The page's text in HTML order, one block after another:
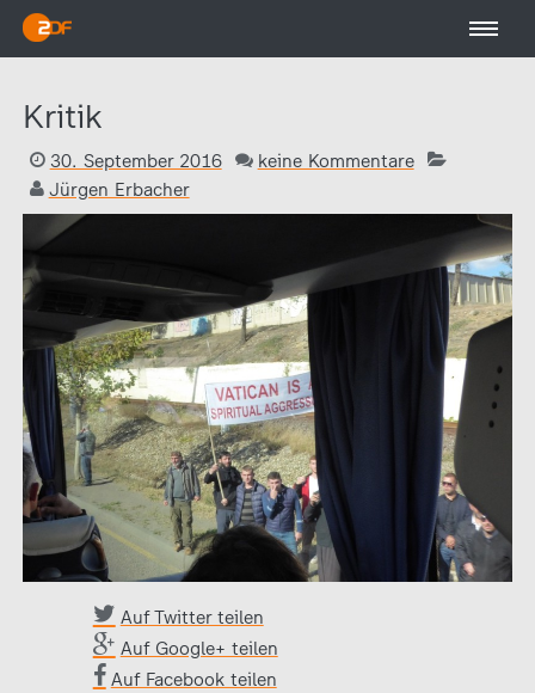
Kritik
30. September 2016
keine Kommentare
Jürgen Erbacher
Auf Twitter teilen
Auf Google+ teilen
Auf Facebook teilen